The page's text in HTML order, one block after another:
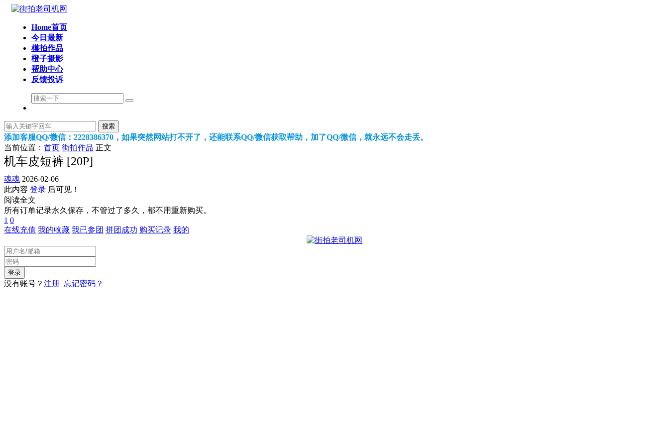
Home首页
今日最新
模拍作品
橙子摄影
帮助中心
反馈投诉
搜索
添加客服QQ/微信：2228386370，如果突然网站打不开了，还能联系QQ/微信获取帮助，加了QQ/微信，就永远不会走丢。
当前位置： 首页 街拍作品 正文
机车皮短裤 [20P]
魂魂 2026-02-06
此内容 登录 后可见！
阅读全文
所有订单记录永久保存，不管过了多久，都不用重新购买。
1 0
在线充值 我的收藏 我已参团 拼团成功 购买记录 我的
没有账号？ 注册 忘记密码？